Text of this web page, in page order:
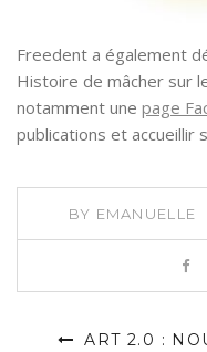
Freedent a également
Histoire de mâcher sur
notamment une page
publications et accueillir
BY EMANUELLE
ART 2.0 :